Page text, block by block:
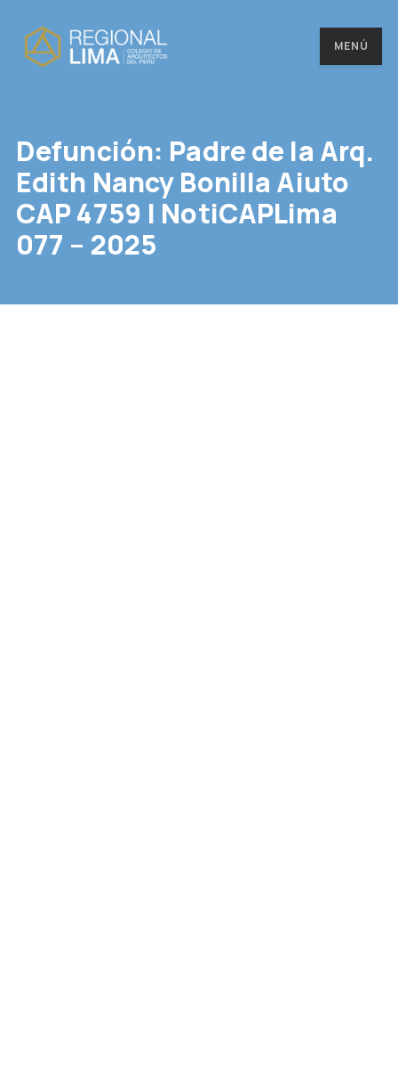
MENÚ
Defunción: Padre de la Arq.
Edith Nancy Bonilla Aiuto
CAP 4759 | NotiCAPLima
077 – 2025